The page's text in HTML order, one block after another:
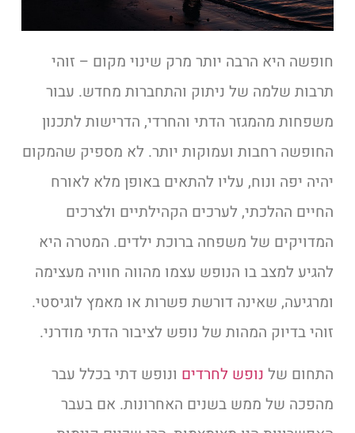
חופשה היא הרבה יותר מרק שינוי מקום – זוהי
תרבות שלמה של ניתוק והתחברות מחדש. עבור
משפחות מהמגזר הדתי והחרדי, הדרישות לתכנון
החופשה רחבות ועמוקות יותר. לא מספיק שהמקום
יהיה יפה ונוח, עליו להתאים באופן מלא לאורח
החיים ההלכתי, לערכים הקהילתיים ולצרכים
המדויקים של משפחה ברוכת ילדים. המטרה היא
להגיע למצב בו הנופש עצמו מהווה חוויה מעצימה
ומרגיעה, שאינה דורשת פשרות או מאמץ לוגיסטי.
זוהי בדיוק המהות של נופש לציבור הדתי מודרני.
התחום של נופש לחרדים ונופש דתי בכלל עבר
מהפכה של ממש בשנים האחרונות. אם בעבר